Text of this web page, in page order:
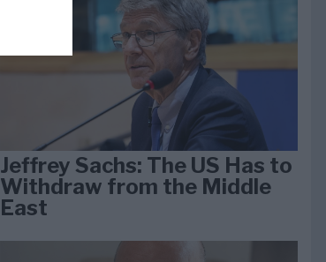
Jeffrey Sachs: The US Has to
Withdraw from the Middle
East